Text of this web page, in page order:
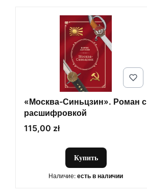
«Москва-Синьцзин». Роман с
расшифровкой
Цена
115,00 zł
Купить
Наличие: есть в наличии